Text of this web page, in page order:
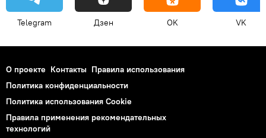
Telegram Дзен OK VK
О проекте Контакты Правила использования
Политика конфиденциальности
Политика использования Cookie
Правила применения рекомендательных
технологий